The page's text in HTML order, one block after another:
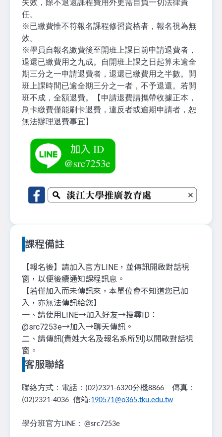
失效，除不退還課程費用外更需自負一切法律責
任。
※已繳費惟不符報名課程修習資格者，報名視為無
效。
※學員自報名繳費後至開班上課日前申請退費者，
退還已繳費用之九成。自開班上課之日起算未逾全
期三分之一申請退費者，退還已繳費用之半數。開
班上課時間已逾全期三分之一者，不予退還。若開
班不成，全額退費。【申請退費請攜帶收據正本，
刷卡繳費僅能刷卡退費，違反者或逾期申請者，恕
無法辦理退費事宜】
課程備註
【報名後】請加入官方LINE，並傳訊開啟對話視
窗，以便後續通知課程訊息。
【若僅加入而未傳訊來，本單位會不知道您已加
入，亦無法傳訊給您】
一、請使用LINE→加入好友→搜尋ID：
@src7253e→加入→聊天傳訊。
二、請傳訊(貴姓大名及報名系所別)以開啟對話視
窗。
客服聯絡
聯絡方式：電話： (02)2321-6320分機8866 傳真：
(02)2321-4036 信箱:190571@o365.tku.edu.tw
學分班官方LINE ： @src7253e